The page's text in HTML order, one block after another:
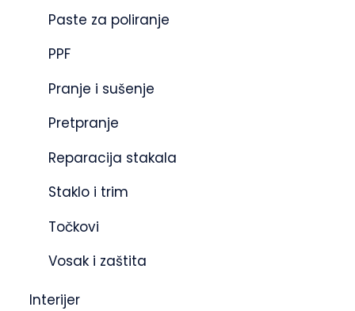
Paste za poliranje
PPF
Pranje i sušenje
Pretpranje
Reparacija stakala
Staklo i trim
Točkovi
Vosak i zaštita
Interijer